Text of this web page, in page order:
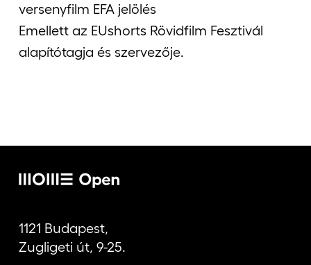
versenyfilm EFA jelölés
Emellett az EUshorts Rövidfilm Fesztivál
alapítótagja és szervezője.
1121 Budapest,
Zugligeti út, 9-25.